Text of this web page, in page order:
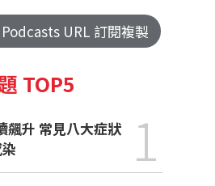
Podcasts URL 訂閱複製
TOP5
1